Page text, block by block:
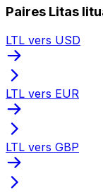
Paires Litas
LTL vers USD
LTL vers EUR
LTL vers GBP